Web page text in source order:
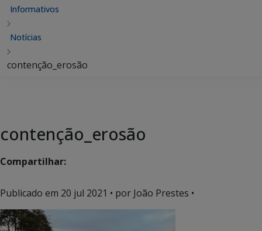
Informativos
Notícias
contenção_erosão
contenção_erosão
Compartilhar:
Publicado em 20 jul 2021 • por João Prestes •